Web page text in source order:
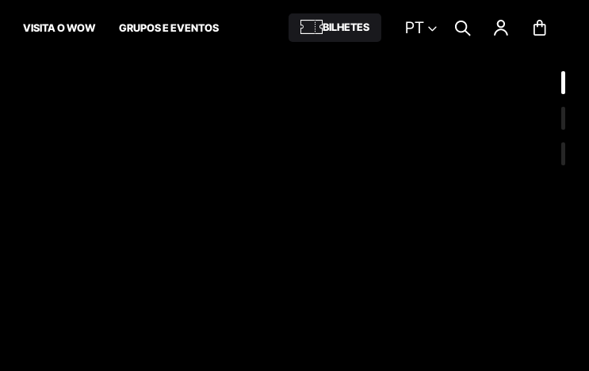
VISITA O WOW GRUPOS E EVENTOS BILHETES PT